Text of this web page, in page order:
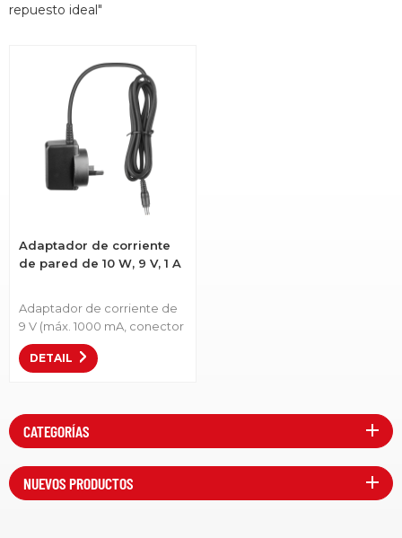
repuesto ideal"
Adaptador de corriente
de pared de 10 W, 9 V, 1 A
Adaptador de corriente de
9 V (máx. 1000 mA, conector
CC de 5,5 mm x 2,1
mm).Número de artículo: LS-
Entrada universal global.•
Construcción duradera de
primera calidad.• Amplia
compatibilidad.
DETAIL
CATEGORÍAS
NUEVOS PRODUCTOS